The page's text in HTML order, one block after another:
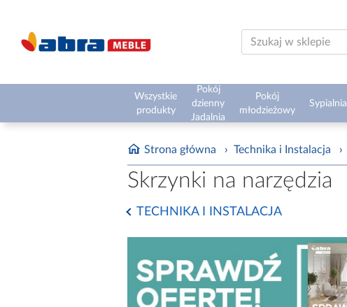
Wszystkie
produkty
Pokój
dzienny
Jadalnia
Pokój
młodzieżowy
Sypialnia
Strona główna › Technika i Instalacja ›
Skrzynki na narzędzia
TECHNIKA I INSTALACJA